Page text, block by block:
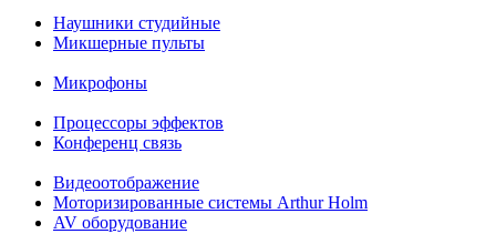
Наушники студийные
Микшерные пульты
Микрофоны
Процессоры эффектов
Конференц связь
Видеоотображение
Моторизированные системы Arthur Holm
AV оборудование